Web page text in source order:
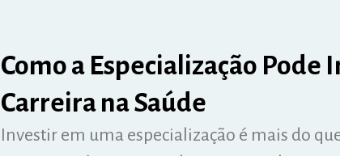
Como a Especialização Pode
Carreira na Saúde
Investir em uma especialização é mais do